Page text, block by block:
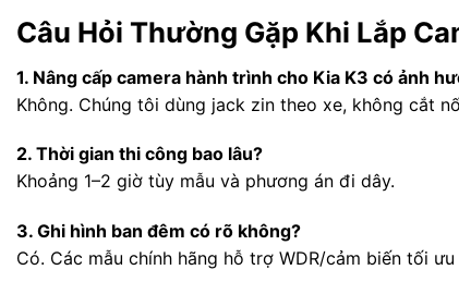
Câu Hỏi Thường Gặp Khi Lắp
1. Nâng cấp camera hành trình cho Kia K3 có ảnh
Không. Chúng tôi dùng jack zin theo xe, không cắt
2. Thời gian thi công bao lâu?
Khoảng 1–2 giờ tùy mẫu và phương án đi dây.
3. Ghi hình ban đêm có rõ không?
Có. Các mẫu chính hãng hỗ trợ WDR/cảm biến tối